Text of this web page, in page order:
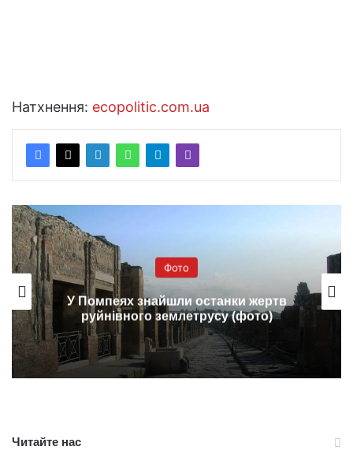
Натхнення: ecopolitic.com.ua
Фото
Екологічний будиночок площею
всього 13 кв. метрів (фото+відео)
Читайте нас